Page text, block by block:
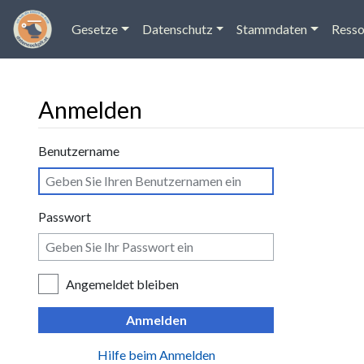
Gesetze Datenschutz Stammdaten
Anmelden
Wechseln zu:Navigation
Benutzername
Passwort
Angemeldet bleiben
Anmelden
Hilfe beim Anmelden